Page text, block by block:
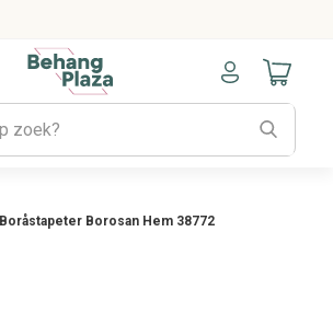
Naar
Boråstapeter Borosan Hem 38772